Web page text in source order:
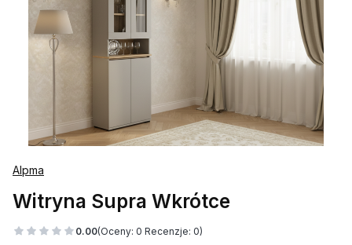
Alpma
Witryna Supra Wkrótce
0.00(Oceny: 0 Recenzje: 0)